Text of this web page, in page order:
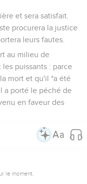
et sera satisfait.
procurera la justice
leurs fautes.
au milieu de
puissants : parce
mort et qu'il *a été
a porté le péché de
en faveur des
le moment.